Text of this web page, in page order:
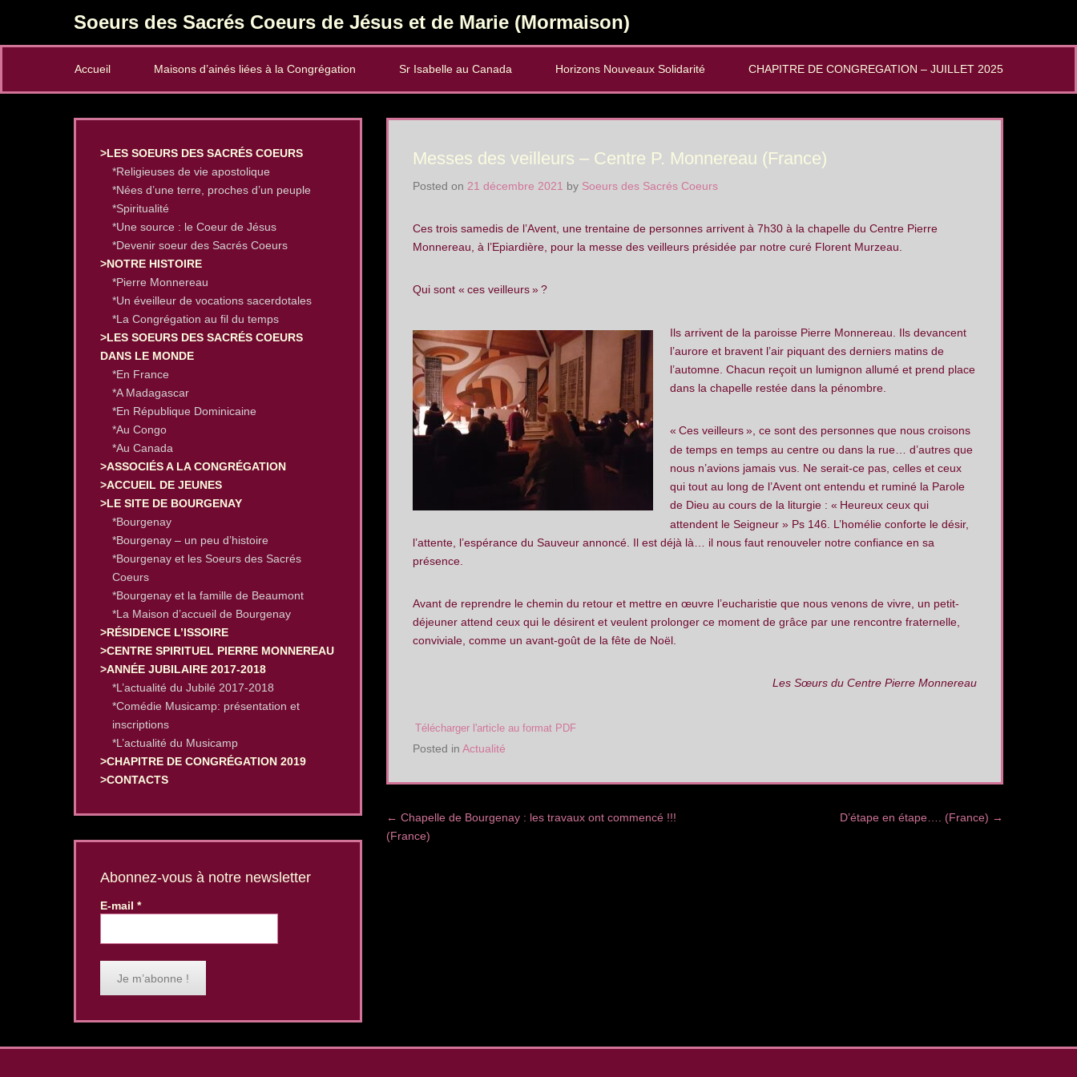
Soeurs des Sacrés Coeurs de Jésus et de Marie (Mormaison)
Accueil
Maisons d’ainés liées à la Congrégation Sr Isabelle au Canada Horizons Nouveaux Solidarité CHAPITRE DE CONGREGATION – JUILLET 2025
Messes des veilleurs – Centre P. Monnereau (France)
Posted on 21 décembre 2021 by Soeurs des Sacrés Coeurs
Ces trois samedis de l’Avent, une trentaine de personnes arrivent à 7h30 à la chapelle du Centre Pierre
Monnereau, à l’Epiardière, pour la messe des veilleurs présidée par notre curé Florent Murzeau.
Qui sont « ces veilleurs»?
Ils arrivent de la paroisse Pierre Monnereau. Ils devancent
l’aurore et bravent l’air piquant des derniers matins de
l’automne. Chacun reçoit un lumignon allumé et prend place
dans la chapelle restée dans la pénombre.
« Ces veilleurs», ce sont des personnes que nous croisons
de temps en temps au centre ou dans la rue… d’autres que
nous n’avions jamais vus. Ne serait-ce pas, celles et ceux
qui tout au long de l’Avent ont entendu et ruminé la Parole
de Dieu au cours de la liturgie : « Heureux ceux qui
attendent le Seigneur » Ps 146. L’homélie conforte le désir,
l’attente, l’espérance du Sauveur annoncé. Il est déjà là… il nous faut renouveler notre confiance en sa
présence.
Avant de reprendre le chemin du retour et mettre en œuvre l’eucharistie que nous venons de vivre, un petit-
déjeuner attend ceux qui le désirent et veulent prolonger ce moment de grâce par une rencontre fraternelle,
conviviale, comme un avant-goût de la fête de Noël.
Les Sœurs du Centre Pierre Monnereau
Télécharger l'article au format PDF
Posted in Actualité
Post navigation
← Chapelle de Bourgenay : les travaux ont commencé !!!
(France)
D’étape en étape…. (France) →
>LES SOEURS DES SACRÉS COEURS
*Religieuses de vie apostolique
*Nées d’une terre, proches d’un peuple
*Spiritualité
*Une source : le Coeur de Jésus
*Devenir soeur des Sacrés Coeurs
>NOTRE HISTOIRE
*Pierre Monnereau
*Un éveilleur de vocations sacerdotales
*La Congrégation au fil du temps
>LES SOEURS DES SACRÉS COEURS
DANS LE MONDE
*En France
*A Madagascar
*En République Dominicaine
*Au Congo
*Au Canada
>ASSOCIÉS A LA CONGRÉGATION
>ACCUEIL DE JEUNES
>LE SITE DE BOURGENAY
*Bourgenay
*Bourgenay – un peu d’histoire
*Bourgenay et les Soeurs des Sacrés
Coeurs
*Bourgenay et la famille de Beaumont
*La Maison d’accueil de Bourgenay
>RÉSIDENCE L’ISSOIRE
>CENTRE SPIRITUEL PIERRE MONNEREAU
>ANNÉE JUBILAIRE 2017-2018
*L’actualité du Jubilé 2017-2018
*Comédie Musicamp: présentation et
inscriptions
*L’actualité du Musicamp
>CHAPITRE DE CONGRÉGATION 2019
>CONTACTS
Abonnez-vous à notre newsletter
E-mail *